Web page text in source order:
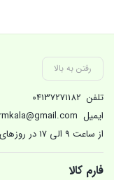
رفتن به بالا
تلفن 04137271182
ایمیل
از ساعت 9 الی 17 در روزهای کاری(غیر تعطیل) پاسخگوی شماییم.
فارم کالا